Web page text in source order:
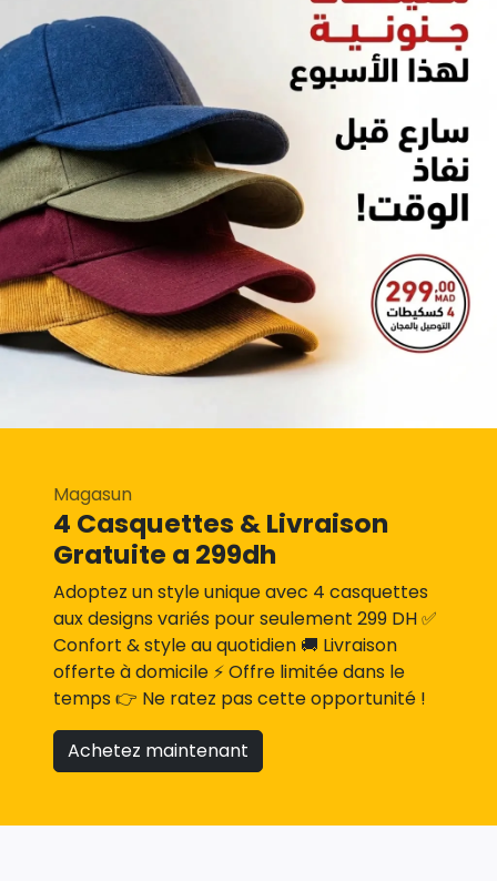
Magasun
4 Casquettes & Livraison
Gratuite a 299dh
Adoptez un style unique avec 4 casquettes
aux designs variés pour seulement 299 DH ✅
Confort & style au quotidien 🚚 Livraison
offerte à domicile ⚡ Offre limitée dans le
temps 👉 Ne ratez pas cette opportunité !
Achetez maintenant